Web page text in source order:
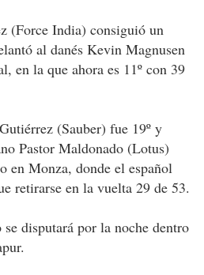
(Force India) consiguió un
al danés Kevin Magnusen
en la que ahora es 11º con 39
(Sauber) fue 19º y
Pastor Maldonado (Lotus)
en Monza, donde el español
retirarse en la vuelta 29 de 53.
disputará por la noche dentro